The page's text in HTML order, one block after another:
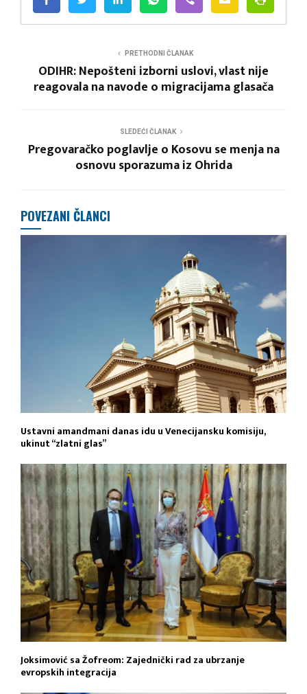
PRETHODNI ČLANAK
ODIHR: Nepošteni izborni uslovi, vlast nije
reagovala na navode o migracijama glasača
SLEDEĆI ČLANAK
Pregovaračko poglavlje o Kosovu se menja na
osnovu sporazuma iz Ohrida
POVEZANI ČLANCI
Ustavni amandmani danas idu u Venecijansku komisiju,
ukinut “zlatni glas”
Joksimović sa Žofreom: Zajednički rad za ubrzanje
evropskih integracija